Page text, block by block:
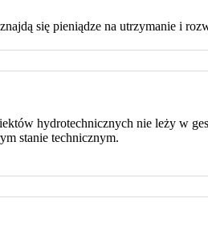
się pieniądze na utrzymanie i
hydrotechnicznych nie leży w
stanie technicznym.